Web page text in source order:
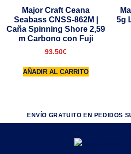
Major Craft Ceana
Seabass CNSS-862M |
Caña Spinning Shore 2,59
m Carbono con Fuji
93.50€
AÑADIR AL CARRITO
5g
ENVÍO GRATUITO EN PEDIDOS